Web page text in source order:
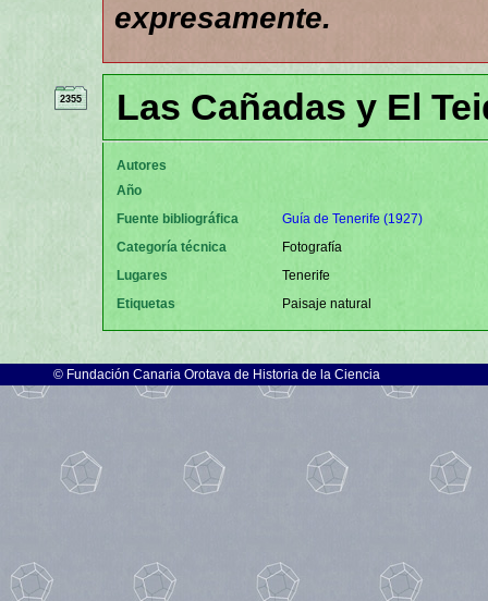
expresamente.
2355 Las Cañadas y El
Autores
Año
Fuente bibliográfica
Guía de Tenerife (1927)
Categoría técnica
Fotografía
Lugares
Tenerife
Etiquetas
Paisaje natural
© Fundación Canaria Orotava de Historia de la Ciencia